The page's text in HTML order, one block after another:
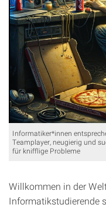
Informatiker*innen
Teamplayer, neugierig und
für knifflige Probleme
Willkommen in der
Informatikstudierende